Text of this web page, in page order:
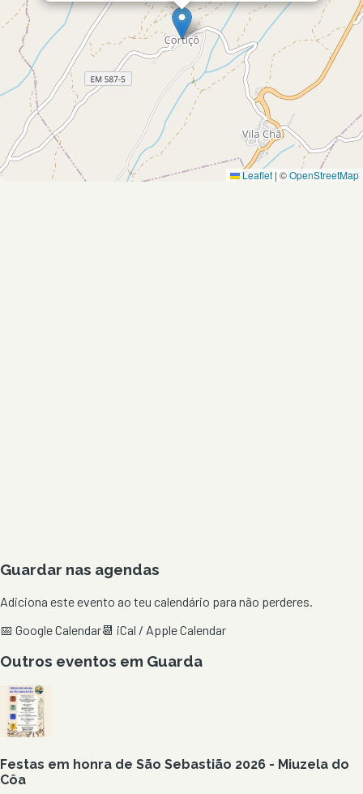
Leaflet | ©OpenStreetMap
Guardar nas agendas
Adiciona este evento ao teu calendário para não perderes.
📅 Google Calendar📆 iCal / Apple Calendar
Outros eventos em Guarda
Festas em honra de São Sebastião 2026 - Miuzela do
Côa